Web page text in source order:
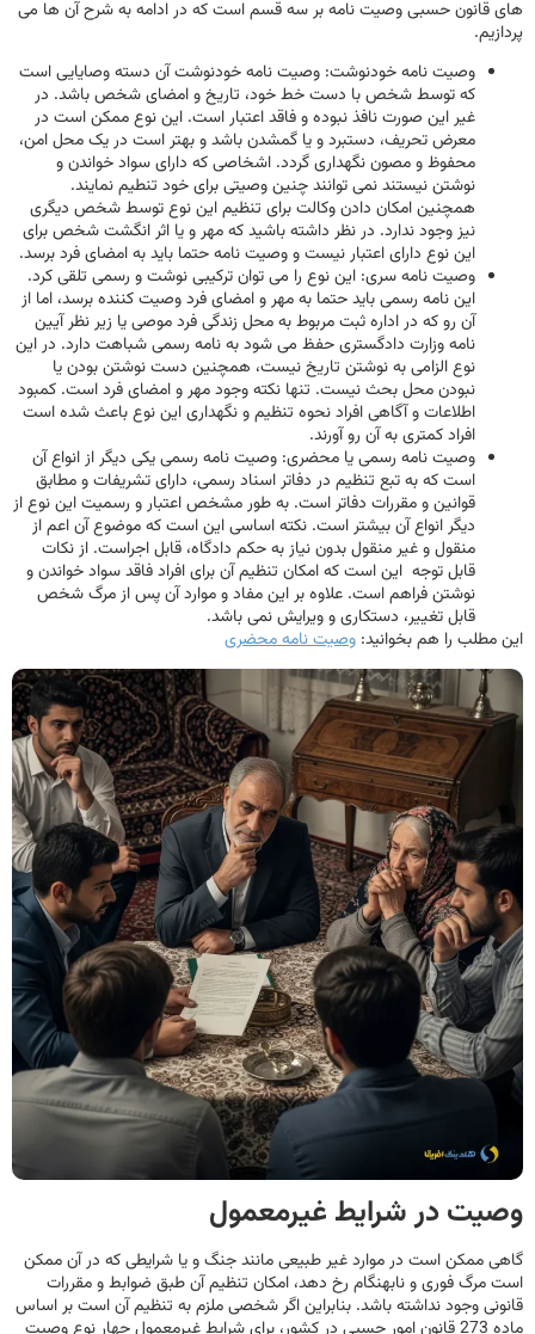
های قانون حسبی وصیت نامه بر سه قسم است که در ادامه به شرح آن ها می
پردازیم.
وصیت نامه خودنوشت: وصیت نامه خودنوشت آن دسته وصایایی است
که توسط شخص با دست خط خود، تاریخ و امضای شخص باشد. در
غیر این صورت نافذ نبوده و فاقد اعتبار است. این نوع ممکن است در
معرض تحریف، دستبرد و یا گمشدن باشد و بهتر است در یک محل امن،
محفوظ و مصون نگهداری گردد. اشخاصی که دارای سواد خواندن و
نوشتن نیستند نمی توانند چنین وصیتی برای خود تنطیم نمایند.
همچنین امکان دادن وکالت برای تنظیم این نوع توسط شخص دیگری
نیز وجود ندارد. در نظر داشته باشید که مهر و یا اثر انگشت شخص برای
این نوع دارای اعتبار نیست و وصیت نامه حتما باید به امضای فرد برسد.
وصیت نامه سری: این نوع را می توان ترکیبی نوشت و رسمی تلقی کرد.
این نامه رسمی باید حتما به مهر و امضای فرد وصیت کننده برسد، اما از
آن رو که در اداره ثبت مربوط به محل زندگی فرد موصی یا زیر نظر آیین
نامه وزارت دادگستری حفظ می شود به نامه رسمی شباهت دارد. در این
نوع الزامی به نوشتن تاریخ نیست، همچنین دست نوشتن بودن یا
نبودن محل بحث نیست. تنها نکته وجود مهر و امضای فرد است. کمبود
اطلاعات و آگاهی افراد نحوه تنظیم و نگهداری این نوع باعث شده است
افراد کمتری به آن رو آورند.
وصیت نامه رسمی یا محضری: وصیت نامه رسمی یکی دیگر از انواع آن
است که به تبع تنظیم در دفاتر اسناد رسمی، دارای تشریفات و مطابق
قوانین و مقررات دفاتر است. به طور مشخص اعتبار و رسمیت این نوع از
دیگر انواع آن بیشتر است. نکته اساسی این است که موضوع آن اعم از
منقول و غیر منقول بدون نیاز به حکم دادگاه، قابل اجراست. از نکات
قابل توجه این است که امکان تنظیم آن برای افراد فاقد سواد خواندن و
نوشتن فراهم است. علاوه بر این مفاد و موارد آن پس از مرگ شخص
قابل تغییر، دستکاری و ویرایش نمی باشد.
این مطلب را هم بخوانید: وصیت نامه محضری
وصیت در شرایط غیرمعمول
گاهی ممکن است در موارد غیر طبیعی مانند جنگ و یا شرایطی که در آن ممکن
است مرگ فوری و نابهنگام رخ دهد، امکان تنظیم آن طبق ضوابط و مقررات
قانونی وجود نداشته باشد. بنابراین اگر شخصی ملزم به تنظیم آن است بر اساس